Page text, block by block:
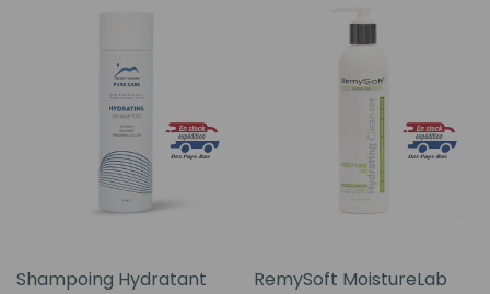
Shampoing Hydratant
RemySoft MoistureLab